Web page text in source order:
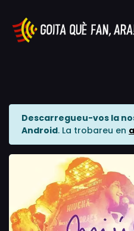
Descarregueu-vos la
Android. La trobareu en